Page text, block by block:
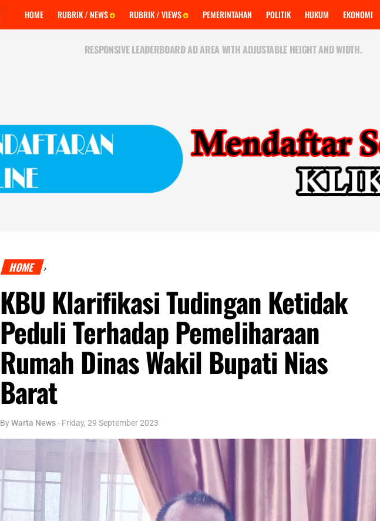
HOME RUBRIK / NEWS RUBRIK / VIEWS PEMERINTAHAN POLITIK HUKUM EKONOMI
RESPONSIVE LEADERBOARD AD AREA WITH ADJUSTABLE HEIGHT AND WIDTH.
HOME ›
KBU Klarifikasi Tudingan Ketidak
Peduli Terhadap Pemeliharaan
Rumah Dinas Wakil Bupati Nias
Barat
ByWarta News- Friday, 29 September 2023